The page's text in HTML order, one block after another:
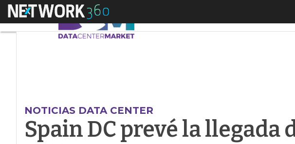
Menú Spain DC prevé la llegada de 58.000
NOTICIAS DATA CENTER
Spain DC prevé la llegada